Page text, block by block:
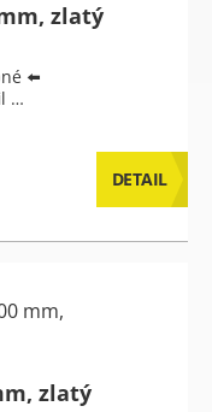
zlatý
⬅️
…
DETAIL
zlatý